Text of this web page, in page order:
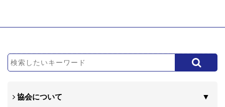
協会について